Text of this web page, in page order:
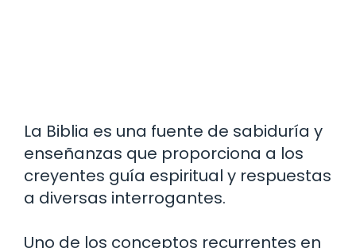
La Biblia es una fuente de sabiduría y
enseñanzas que proporciona a los
creyentes guía espiritual y respuestas
a diversas interrogantes.
Uno de los conceptos recurrentes en